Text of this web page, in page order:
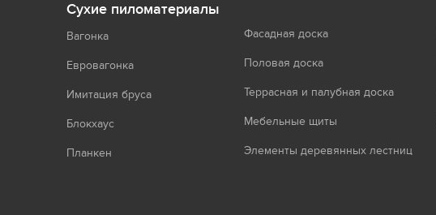
Сухие пиломатериалы
Вагонка
Евровагонка
Имитация бруса
Блокхаус
Планкен
Фасадная доска
Половая доска
Террасная и палубная доска
Мебельные щиты
Элементы деревянных лестниц